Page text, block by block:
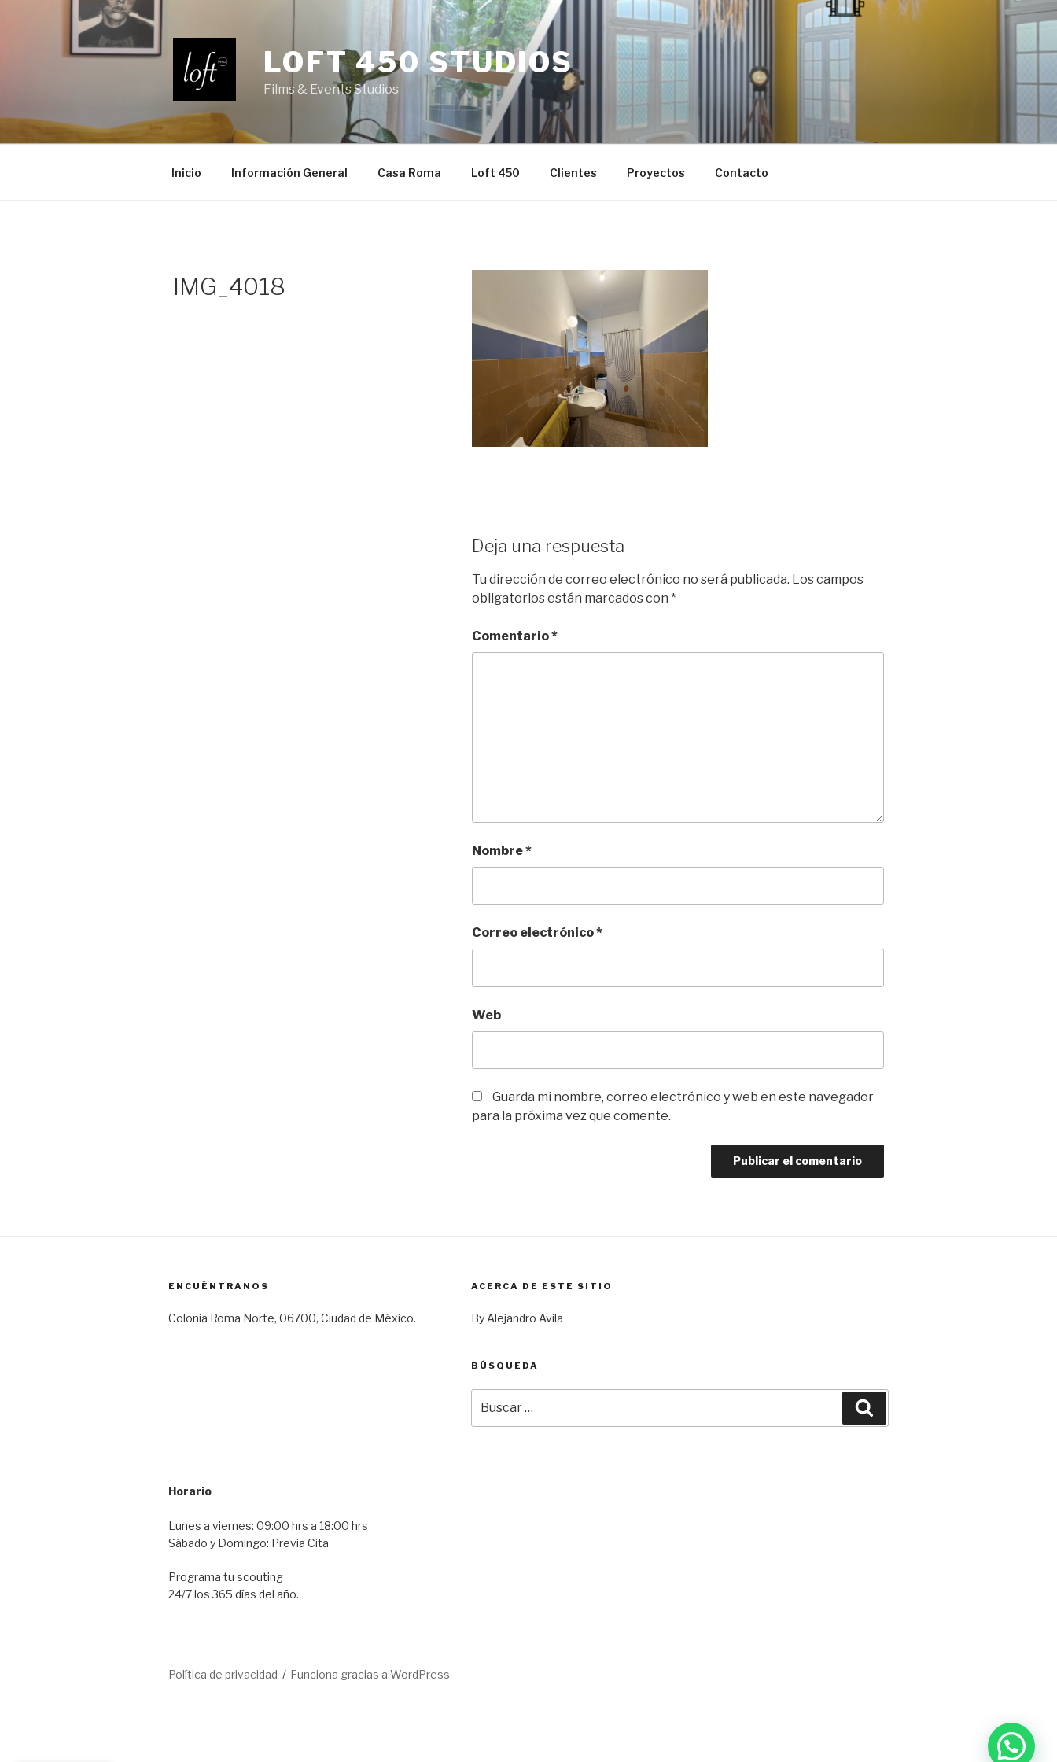
LOFT 450 STUDIOS
Films & Events Studios
Inicio Información General Casa Roma Loft 450 Clientes Proyectos Contacto
IMG_4018
Deja una respuesta
Tu dirección de correo electrónico no será publicada. Los campos
obligatorios están marcados con *
Comentario*
Nombre*
Correo electrónico*
Web
Guarda mi nombre, correo electrónico y web en este navegador
para la próxima vez que comente.
ENCUÉNTRANOS
Colonia Roma Norte, 06700, Ciudad de México.
Horario
Lunes a viernes: 09:00 hrs a 18:00 hrs
Sábado y Domingo: Previa Cita
Programa tu scouting
24/7 los 365 días del año.
ACERCA DE ESTE SITIO
By Alejandro Avila
BÚSQUEDA
por:
Política de privacidad Funciona gracias a WordPress